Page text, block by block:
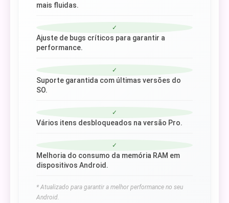
mais fluidas.
✓
Ajuste de bugs críticos para garantir a
performance.
✓
Suporte garantida com últimas versões do
SO.
✓
Vários itens desbloqueados na versão Pro.
✓
Melhoria do consumo da memória RAM em
dispositivos Android.
* Atualizado para garantir a melhor performance no seu
Android.